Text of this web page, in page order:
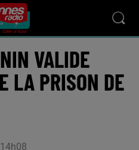
VALIDE
LA PRISON DE